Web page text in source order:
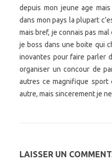
depuis mon jeune age
dans mon pays la plupart
mais bref, je connais pas
je boss dans une boite qui
inovantes pour faire parler
organiser un concour de
autres ce magnifique
autre, mais sincerement je
LAISSER UN